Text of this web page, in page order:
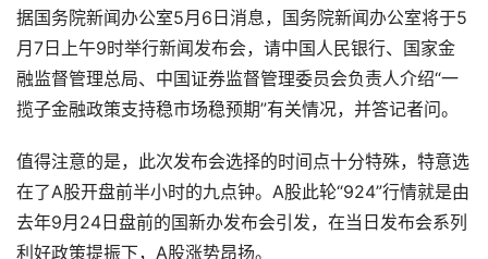
据国务院新闻办公室5月6日消息，国务院新闻办公室将于5
月7日上午9时举行新闻发布会，请中国人民银行、国家金
融监督管理总局、中国证券监督管理委员会负责人介绍“一
揽子金融政策支持稳市场稳预期”有关情况，并答记者问。
值得注意的是，此次发布会选择的时间点十分特殊，特意选
在了A股开盘前半小时的九点钟。A股此轮“924”行情就是由
去年9月24日盘前的国新办发布会引发，在当日发布会系列
利好政策提振下，A股涨势昂扬。